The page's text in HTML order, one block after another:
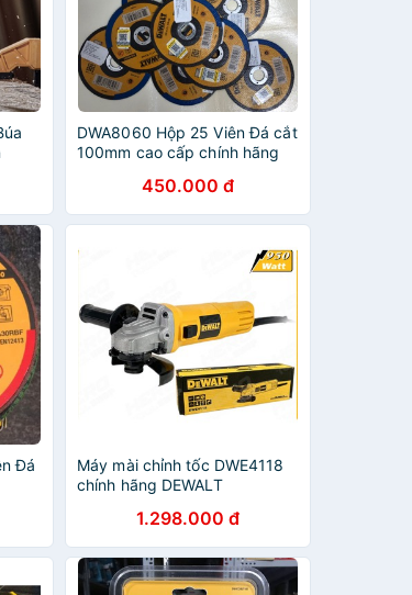
DWA8060 Hộp 25 Viên Đá cắt
100mm cao cấp chính hãng
450.000 đ
Đá
Máy mài chỉnh tốc DWE4118
chính hãng DEWALT
1.298.000 đ